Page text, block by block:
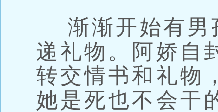
渐渐开始有男
递礼物。阿娇自
转交情书和礼物
她是死也不会干